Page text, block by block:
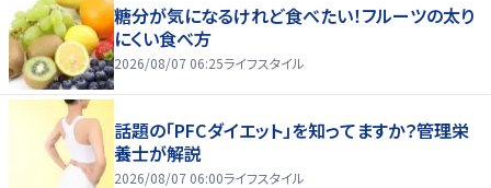
糖分が気になるけれど食べたい！フルーツの太り
にくい食べ方
2026/08/07 06:25ライフスタイル
話題の「PFCダイエット」を知ってますか？管理栄
養士が解説
2026/08/07 06:00ライフスタイル